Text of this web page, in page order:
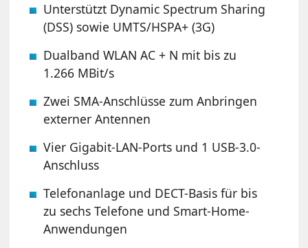
Unterstützt Dynamic Spectrum Sharing
(DSS) sowie UMTS/HSPA+ (3G)
Dualband WLAN AC + N mit bis zu
1.266 MBit/s
Zwei SMA-Anschlüsse zum Anbringen
externer Antennen
Vier Gigabit-LAN-Ports und 1 USB-3.0-
Anschluss
Telefonanlage und DECT-Basis für bis
zu sechs Telefone und Smart-Home-
Anwendungen